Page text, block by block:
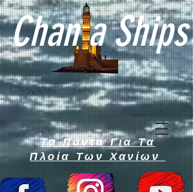
Chan a Ships
Τα Πάντα Για Τα
Πλοία Των Χανίων